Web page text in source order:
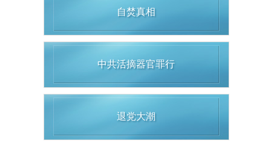
自焚真相
中共活摘器官罪行
退党大潮